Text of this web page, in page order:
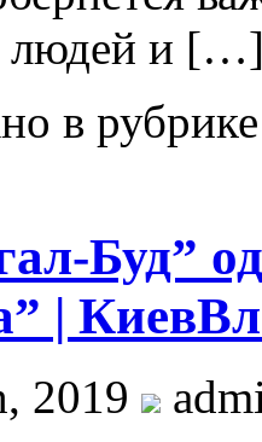
людей и
в
Буд”
|
2019